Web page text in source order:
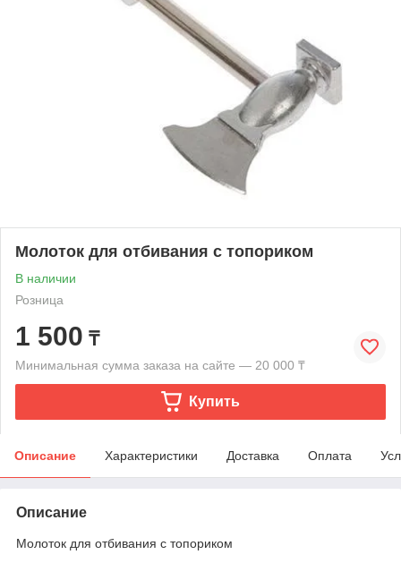
Молоток для отбивания с топориком
В наличии
Розница
1 500 ₸
Минимальная сумма заказа на сайте — 20 000 ₸
Купить
Описание Характеристики Доставка Оплата
Описание
Молоток для отбивания с топориком